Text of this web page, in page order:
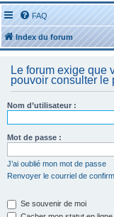
FAQ
Index du forum
Le forum exige que
pouvoir consulter le
Nom d’utilisateur :
Mot de passe :
J’ai oublié mon mot de passe
Renvoyer le courriel de
Se souvenir de moi